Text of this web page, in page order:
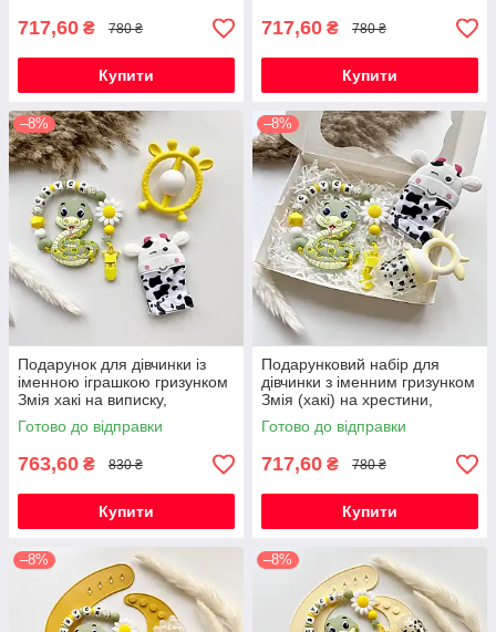
717,60 ₴ 780 ₴
Купити
717,60 ₴ 780 ₴
Купити
–8%
Подарунок для дівчинки із
іменною іграшкою гризунком
Змія хакі на виписку,
хрестини, півроку,
народження
Готово до відправки
763,60 ₴ 830 ₴
Купити
–8%
Подарунковий набір для
дівчинки з іменним гризунком
Змія (хакі) на хрестини,
виписку, півроку
Готово до відправки
717,60 ₴ 780 ₴
Купити
–8% –8%